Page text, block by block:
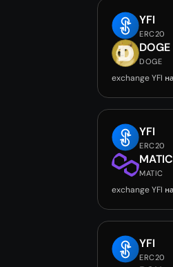
YFI
ERC20
DOGE
DOGE
exchange YFI
YFI
ERC20
MATIC
MATIC
exchange YFI
YFI
ERC20